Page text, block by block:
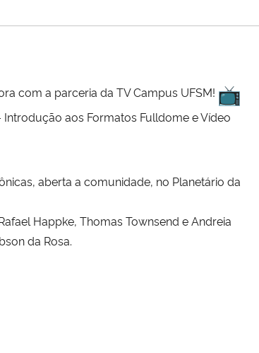
com a parceria da TV Campus UFSM!
aos Formatos Fulldome e Vídeo
aberta a comunidade, no Planetário da
Happke, Thomas Townsend e Andreia
da Rosa.